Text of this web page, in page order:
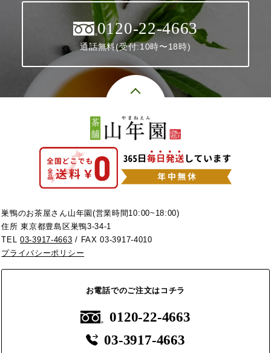
0120-22-4663
通話無料(受付:10時〜18時)
巣鴨のお茶屋さん山年園(営業時間10:00~18:00)
住所 東京都豊島区巣鴨3-34-1
TEL03-3917-4663 / FAX 03-3917-4010
プライバシーポリシー
お電話でのご注文はコチラ
0120-22-4663
03-3917-4663